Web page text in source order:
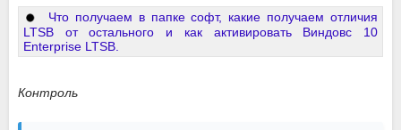
Что получаем в папке софт, какие получаем отличия
LTSB от остального и как активировать Виндовс 10
Enterprise LTSB.
Контроль